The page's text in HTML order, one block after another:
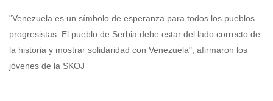
"Venezuela es un símbolo de esperanza para todos los pueblos
progresistas. El pueblo de Serbia debe estar del lado correcto de
la historia y mostrar solidaridad con Venezuela", afirmaron los
jóvenes de la SKOJ